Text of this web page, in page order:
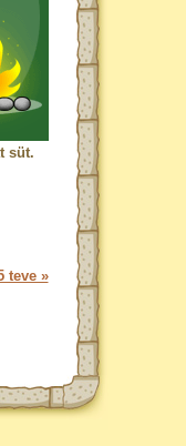
süt.
teve »